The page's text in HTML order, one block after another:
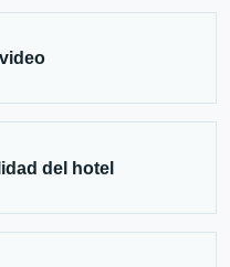
del hotel